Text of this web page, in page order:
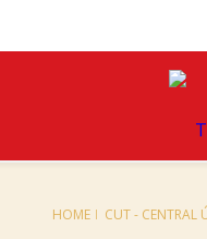
HOME CUT - CENTRAL